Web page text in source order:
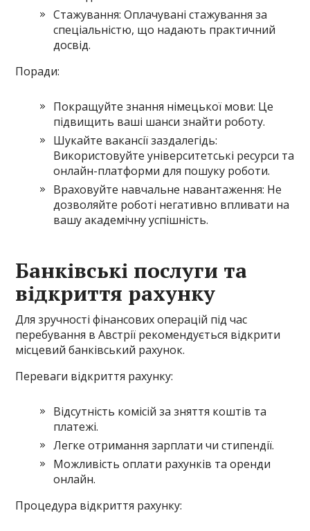
Стажування: Оплачувані стажування за
спеціальністю, що надають практичний
досвід.
Поради:
Покращуйте знання німецької мови: Це
підвищить ваші шанси знайти роботу.
Шукайте вакансії заздалегідь:
Використовуйте університетські ресурси та
онлайн-платформи для пошуку роботи.
Враховуйте навчальне навантаження: Не
дозволяйте роботі негативно впливати на
вашу академічну успішність.
Банківські послуги та
відкриття рахунку
Для зручності фінансових операцій під час
перебування в Австрії рекомендується відкрити
місцевий банківський рахунок.
Переваги відкриття рахунку:
Відсутність комісій за зняття коштів та
платежі.
Легке отримання зарплати чи стипендії.
Можливість оплати рахунків та оренди
онлайн.
Процедура відкриття рахунку: